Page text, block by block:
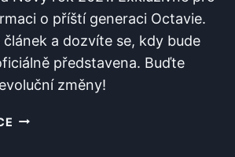
o příští generaci Octavie.
článek a dozvíte se, kdy bude
představena. Buďte
změny!
KDY